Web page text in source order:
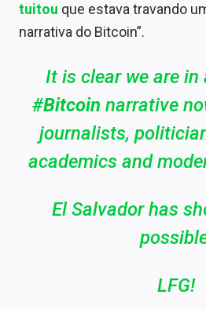
tuitou que estava travando
narrativa do Bitcoin”.
It is clear we are in
#Bitcoin narrative
journalists,
academics and
El Salvador has
LFG!